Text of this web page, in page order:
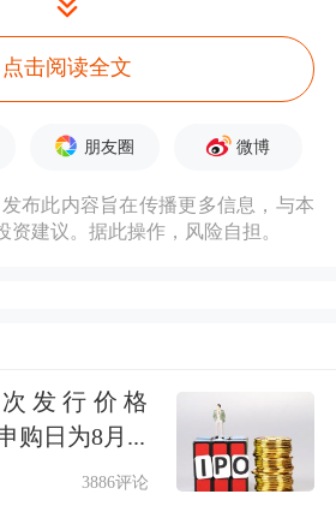
会上，这一变化亦被管
的“里程碑”。“预期AI
度为百度创造更多价
始人兼首席执行官李
比的是，曾是百度绝
统在线营销服务，基本
期营收同比下滑22%至
点击阅读全文
朋友圈 微博
布此内容旨在传播更多信息，与本
资建议。据此操作，风险自担。
发行价格
购日为8月...
3886评论